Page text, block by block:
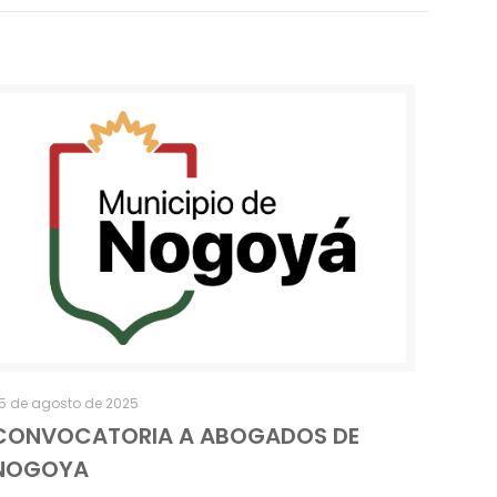
de agosto de 2025
A ABOGADOS DE